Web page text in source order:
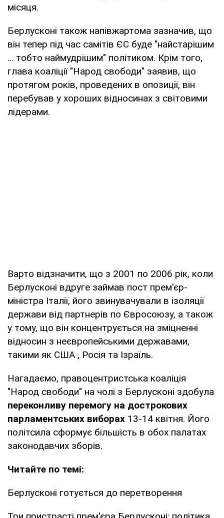
місяця.
Берлусконі також напівжартома зазначив, що
він тепер під час самітів ЄС буде "найстарішим
... тобто наймудрішим" політиком. Крім того,
глава коаліції "Народ свободи" заявив, що
протягом років, проведених в опозиції, він
перебував у хороших відносинах з світовими
лідерами.
Варто відзначити, що з 2001 по 2006 рік, коли
Берлусконі вдруге займав пост прем'єр-
міністра Італії, його звинувачували в ізоляції
держави від партнерів по Євросоюзу, а також
у тому, що він концентрується на зміцненні
відносин з неєвропейськими державами,
такими як США , Росія та Ізраїль.
Нагадаємо, правоцентристська коаліція
"Народ свободи" на чолі з Берлусконі здобула
переконливу перемогу на дострокових
парламентських виборах 13-14 квітня. Його
політсила сформує більшість в обох палатах
законодавчих зборів.
Читайте по темі:
Берлусконі готується до перетворення